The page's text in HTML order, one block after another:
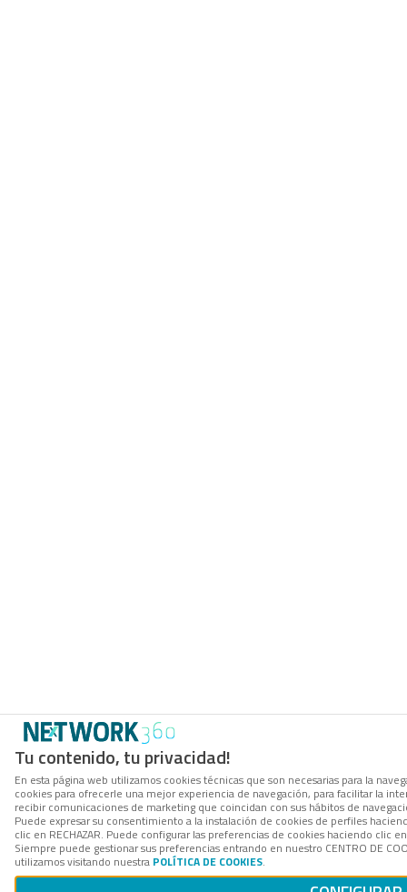
Tu contenido, tu privacidad!
En esta página web utilizamos cookies técnicas que son necesarias para la
cookies para ofrecerle una mejor experiencia de navegación, para facilitar la
recibir comunicaciones de marketing que coincidan con sus hábitos de
Puede expresar su consentimiento a la instalación de cookies de perfiles
clic en RECHAZAR. Puede configurar las preferencias de cookies haciendo clic en
Siempre puede gestionar sus preferencias entrando en nuestro CENTRO DE
utilizamos visitando nuestra POLÍTICA DE COOKIES.